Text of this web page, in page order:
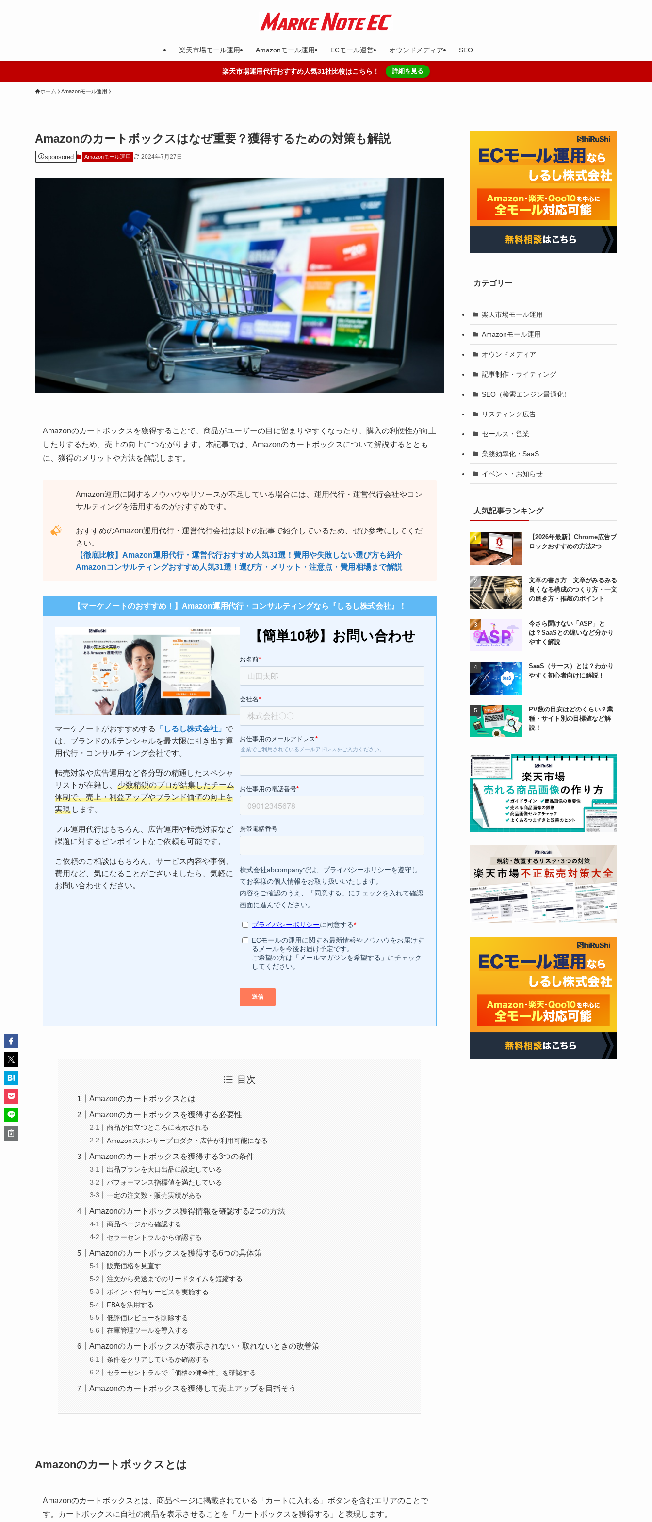
楽天市場モール運用 Amazonモール運用 ECモール運営 オウンドメディア SEO
楽天市場運用代行おすすめ人気31社比較はこちら！ 詳細を見る
ホーム Amazonモール運用
Amazonのカートボックスはなぜ重要？獲得するための対策も解説
sponsored Amazonモール運用 2024年7月27日
Amazonのカートボックスを獲得することで、商品がユーザーの目に留まりやすくなったり、購入の利便性が向上
したりするため、売上の向上につながります。本記事では、Amazonのカートボックスについて解説するととも
に、獲得のメリットや方法を解説します。
Amazon運用に関するノウハウやリソースが不足している場合には、運用代行・運営代行会社やコン
サルティングを活用するのがおすすめです。
おすすめのAmazon運用代行・運営代行会社は以下の記事で紹介しているため、ぜひ参考にしてくだ
さい。
【徹底比較】Amazon運用代行・運営代行おすすめ人気31選！費用や失敗しない選び方も紹介
Amazonコンサルティングおすすめ人気31選！選び方・メリット・注意点・費用相場まで解説
【マーケノートのおすすめ！】Amazon運用代行・コンサルティングなら『しるし株式会社』！
マーケノートがおすすめする 「しるし株式会社」 で
は、ブランドのポテンシャルを最大限に引き出す運
用代行・コンサルティング会社です。
転売対策や広告運用など各分野の精通したスペシャ
リストが在籍し、
少数精鋭のプロが結集したチーム
体制で、売上・利益アップやブランド価値の向上を
実現 します。
フル運用代行はもちろん、広告運用や転売対策など
課題に対するピンポイントなご依頼も可能です。
ご依頼のご相談はもちろん、サービス内容や事例、
費用など、気になることがございましたら、気軽に
お問い合わせください。
目次
Amazonのカートボックスとは
Amazonのカートボックスを獲得する必要性
商品が目立つところに表示される
Amazonスポンサープロダクト広告が利用可能になる
Amazonのカートボックスを獲得する3つの条件
出品プランを大口出品に設定している
パフォーマンス指標値を満たしている
一定の注文数・販売実績がある
Amazonのカートボックス獲得情報を確認する2つの方法
商品ページから確認する
セラーセントラルから確認する
Amazonのカートボックスを獲得する6つの具体策
販売価格を見直す
注文から発送までのリードタイムを短縮する
ポイント付与サービスを実施する
FBAを活用する
低評価レビューを削除する
在庫管理ツールを導入する
Amazonのカートボックスが表示されない・取れないときの改善策
条件をクリアしているか確認する
セラーセントラルで「価格の健全性」を確認する
Amazonのカートボックスを獲得して売上アップを目指そう
Amazonのカートボックスとは
Amazonのカートボックスとは、商品ページに掲載されている「カートに入れる」ボタンを含むエリアのことで
す。カートボックスに自社の商品を表示させることを「カートボックスを獲得する」と表現します。
カテゴリー
楽天市場モール運用
Amazonモール運用
オウンドメディア
記事制作・ライティング
SEO（検索エンジン最適化）
リスティング広告
セールス・営業
業務効率化・SaaS
イベント・お知らせ
人気記事ランキング
【2026年最新】Chrome広告ブ
ロックおすすめの方法2つ
文章の書き方｜文章がみるみる
良くなる構成のつくり方・一文
の磨き方・推敲のポイント
今さら聞けない「ASP」と
は？SaaSとの違いなど分かり
やすく解説
SaaS（サース）とは？わかり
やすく初心者向けに解説！
PV数の目安はどのくらい？業
種・サイト別の目標値など解
説！